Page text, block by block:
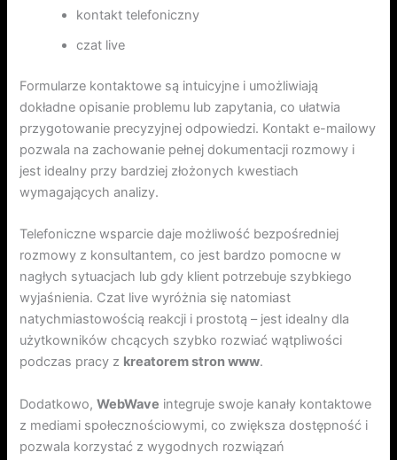
kontakt telefoniczny
czat live
Formularze kontaktowe są intuicyjne i umożliwiają
dokładne opisanie problemu lub zapytania, co ułatwia
przygotowanie precyzyjnej odpowiedzi. Kontakt e-mailowy
pozwala na zachowanie pełnej dokumentacji rozmowy i
jest idealny przy bardziej złożonych kwestiach
wymagających analizy.
Telefoniczne wsparcie daje możliwość bezpośredniej
rozmowy z konsultantem, co jest bardzo pomocne w
nagłych sytuacjach lub gdy klient potrzebuje szybkiego
wyjaśnienia. Czat live wyróżnia się natomiast
natychmiastowością reakcji i prostotą – jest idealny dla
użytkowników chcących szybko rozwiać wątpliwości
podczas pracy z kreatorem stron www.
Dodatkowo,WebWave integruje swoje kanały kontaktowe
z mediami społecznościowymi, co zwiększa dostępność i
pozwala korzystać z wygodnych rozwiązań